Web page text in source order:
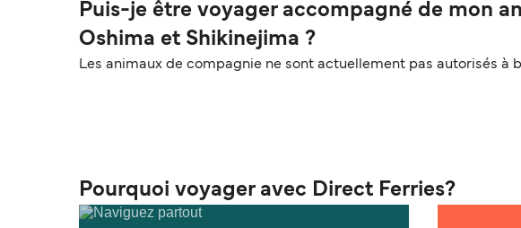
Puis-je être voyager accompagné de mon
Oshima et Shikinejima ?
Les animaux de compagnie ne sont actuellement pas autorisés à
Pourquoi voyager avec Direct Ferries?